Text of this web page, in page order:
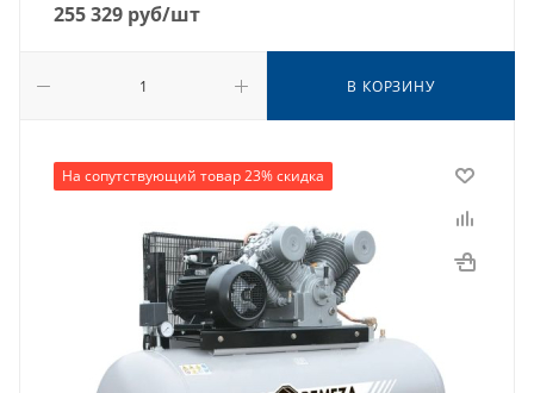
255 329 руб/шт
В КОРЗИНУ
На сопутствующий товар 23% скидка